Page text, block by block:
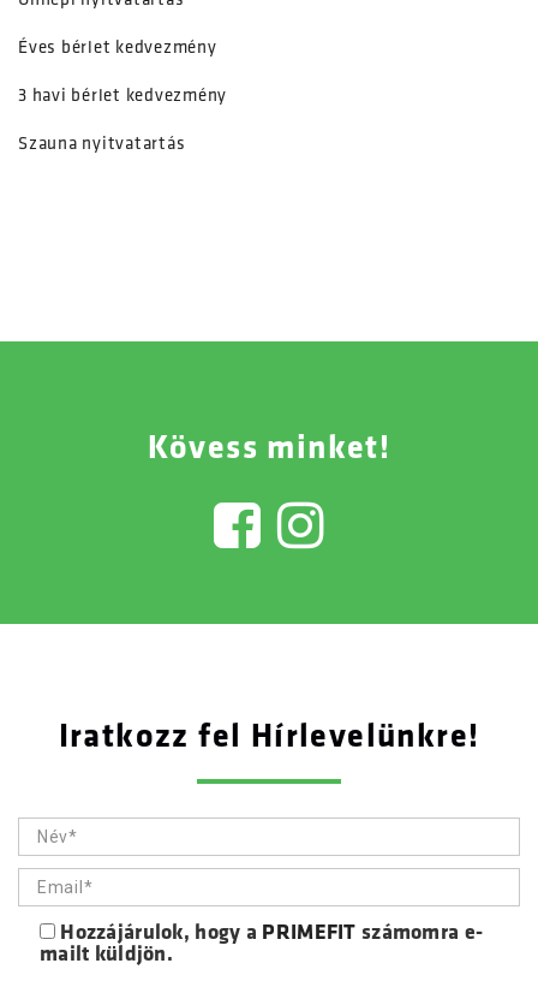
Éves bérlet kedvezmény
3 havi bérlet kedvezmény
Szauna nyitvatartás
Kövess minket!
Iratkozz fel Hírlevelünkre!
Hozzájárulok, hogy a PRIMEFIT számomra e-
mailt küldjön.